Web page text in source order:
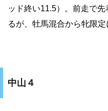
ッド終い11.5）。前走で
るが、牡馬混合から牝限定
中山４